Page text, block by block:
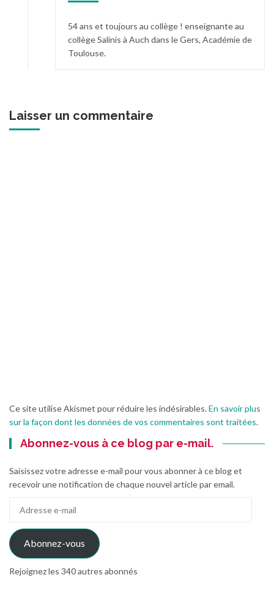
54 ans et toujours au collège ! enseignante au
collège Salinis à Auch dans le Gers, Académie de
Toulouse.
Laisser un commentaire
Ce site utilise Akismet pour réduire les indésirables.En savoir plus
sur la façon dont les données de vos commentaires sont traitées.
Abonnez-vous à ce blog par e-mail.
Saisissez votre adresse e-mail pour vous abonner à ce blog et
recevoir une notification de chaque nouvel article par email.
mail
Abonnez-vous
Rejoignez les 340 autres abonnés